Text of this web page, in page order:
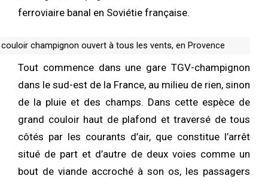
ferroviaire banal en Soviétie française.
couloir champignon ouvert à tous les vents, en Provence
Tout commence dans une gare TGV-champignon
dans le sud-est de la France, au milieu de rien, sinon
de la pluie et des champs. Dans cette espèce de
grand couloir haut de plafond et traversé de tous
côtés par les courants d’air, que constitue l’arrêt
situé de part et d’autre de deux voies comme un
bout de viande accroché à son os, les passagers